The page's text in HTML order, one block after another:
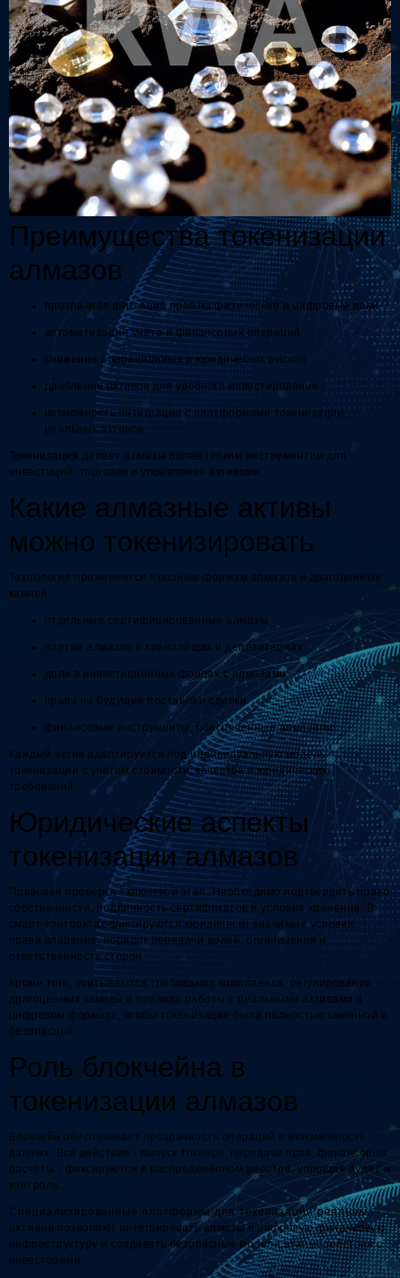
Преимущества токенизации
алмазов
прозрачная фиксация прав на физические и цифровые доли
автоматизация учёта и финансовых операций
снижение операционных и юридических рисков
дробление активов для удобного инвестирования
возможность интеграции с платформами токенизации
реальных активов
Токенизация делает алмазы более гибким инструментом для
инвестиций, торговли и управления активами.
Какие алмазные активы
можно токенизировать
Технология применяется к разным формам алмазов и драгоценных
камней:
отдельные сертифицированные алмазы
партии алмазов в хранилищах и депозитариях
доли в инвестиционных фондах с алмазами
права на будущие поставки и сделки
финансовые инструменты, обеспеченные алмазами
Каждый актив адаптируется под индивидуальную модель
токенизации с учётом стоимости, качества и юридических
требований.
Юридические аспекты
токенизации алмазов
Правовая проверка - ключевой этап. Необходимо подтвердить право
собственности, подлинность сертификатов и условия хранения. В
смарт-контрактах фиксируются юридически значимые условия:
права владения, порядок передачи долей, ограничения и
ответственность сторон.
Кроме того, учитываются требования комплаенса, регулирования
драгоценных камней и правила работы с реальными активами в
цифровом формате, чтобы токенизация была полностью законной и
безопасной.
Роль блокчейна в
токенизации алмазов
Блокчейн обеспечивает прозрачность операций и неизменность
данных. Все действия - выпуск токенов, передача прав, финансовые
расчёты - фиксируются в распределённом реестре, упрощая аудит и
контроль.
Специализированные платформы для токенизации реальных
активов позволяют интегрировать алмазы в цифровую финансовую
инфраструктуру и создавать безопасные модели взаимодействия с
инвесторами.